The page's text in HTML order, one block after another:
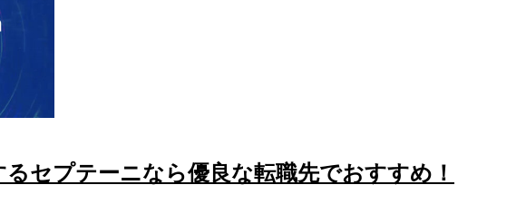
るセプテーニなら優良な転職先でおすすめ！